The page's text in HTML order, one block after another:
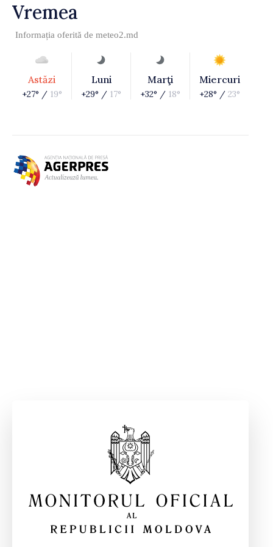
Vremea
Informația oferită de meteo2.md
Astăzi
+27° / 19°
Luni
+29° / 17°
Marţi
+32° / 18°
Miercuri
+28° / 23°